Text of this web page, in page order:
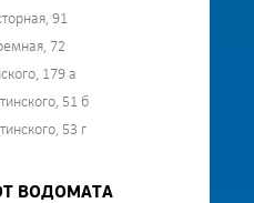
91
72
179 а
51 б
53 г
ВОДОМАТА